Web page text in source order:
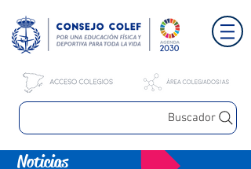
Buscador
Noticias